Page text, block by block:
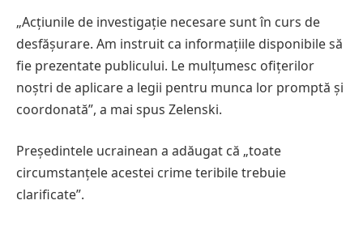
„Acțiunile de investigație necesare sunt în curs de
desfășurare. Am instruit ca informațiile disponibile să
fie prezentate publicului. Le mulțumesc ofițerilor
noștri de aplicare a legii pentru munca lor promptă și
coordonată”, a mai spus Zelenski.
Președintele ucrainean a adăugat că „toate
circumstanțele acestei crime teribile trebuie
clarificate”.